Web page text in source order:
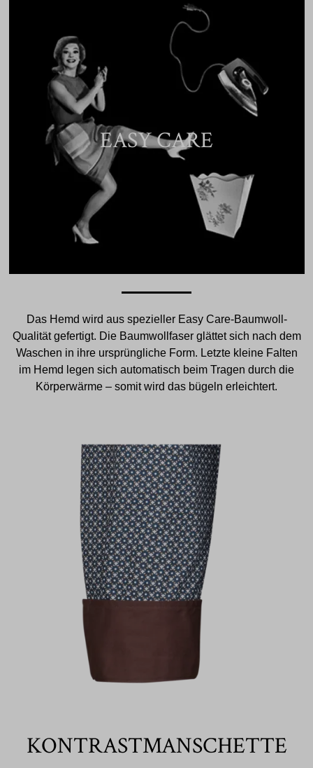
EASY CARE
Das Hemd wird aus spezieller Easy Care-Baumwoll-
Qualität gefertigt. Die Baumwollfaser glättet sich nach dem
Waschen in ihre ursprüngliche Form. Letzte kleine Falten
im Hemd legen sich automatisch beim Tragen durch die
Körperwärme – somit wird das bügeln erleichtert.
KONTRASTMANSCHETTE